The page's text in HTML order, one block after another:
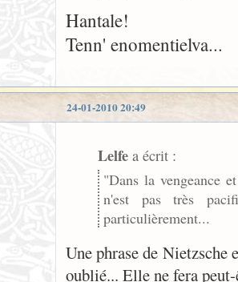
Hantale!
Tenn' enomentielva...
24-01-2010 20:49
Lelfe a écrit :
"Dans la vengeance
n'est pas très
particulièrement...
Une phrase de
oublié... Elle ne fera